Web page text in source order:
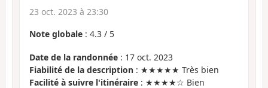
23 oct. 2023 à 23:30
Note globale : 4.3 / 5
Date de la randonnée : 17 oct. 2023
Fiabilité de la description : ★★★★★ Très bien
Facilité à suivre l'itinéraire : ★★★★☆ Bien